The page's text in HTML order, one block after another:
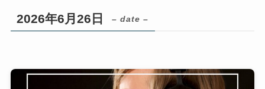
2026年6月26日 – date –